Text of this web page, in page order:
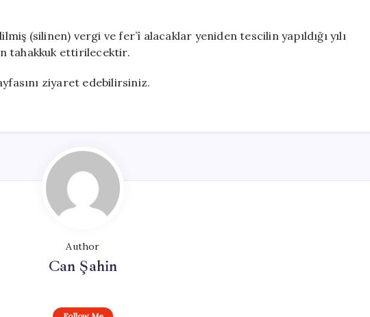
(silinen) vergi ve fer’î alacaklar yeniden tescilin yapıldığı yılı
tahakkuk ettirilecektir.
ziyaret edebilirsiniz.
Author
Can Şahin